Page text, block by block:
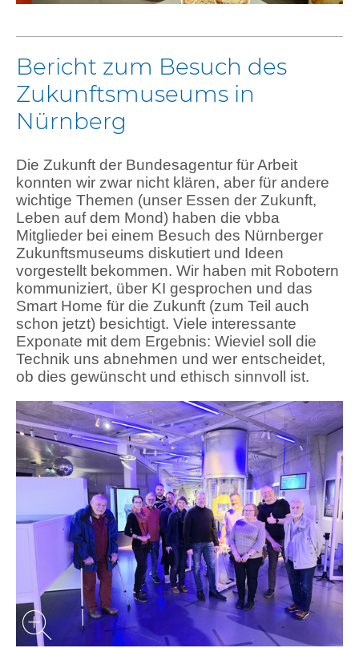
Bericht zum Besuch des
Zukunftsmuseums in
Nürnberg
Die Zukunft der Bundesagentur für Arbeit
konnten wir zwar nicht klären, aber für andere
wichtige Themen (unser Essen der Zukunft,
Leben auf dem Mond) haben die vbba
Mitglieder bei einem Besuch des Nürnberger
Zukunftsmuseums diskutiert und Ideen
vorgestellt bekommen. Wir haben mit Robotern
kommuniziert, über KI gesprochen und das
Smart Home für die Zukunft (zum Teil auch
schon jetzt) besichtigt. Viele interessante
Exponate mit dem Ergebnis: Wieviel soll die
Technik uns abnehmen und wer entscheidet,
ob dies gewünscht und ethisch sinnvoll ist.